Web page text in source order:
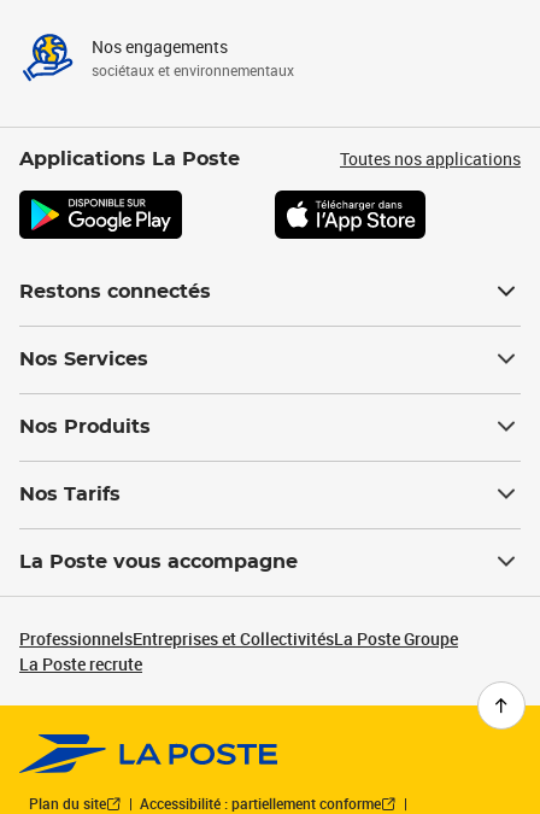
Nos engagements
sociétaux et environnementaux
Applications La Poste Toutes nos applications
Restons connectés
Nos Services
Nos Produits
Nos Tarifs
La Poste vous accompagne
ProfessionnelsEntreprises et CollectivitésLa Poste Groupe
La Poste recrute
Plan du site Accessibilité : partiellement conforme